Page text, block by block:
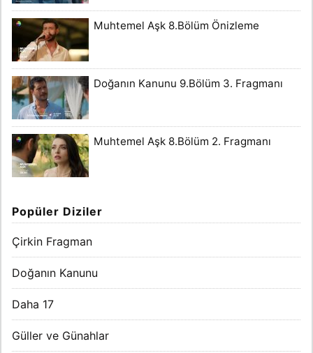
Muhtemel Aşk 8.Bölüm Önizleme
Doğanın Kanunu 9.Bölüm 3. Fragmanı
Muhtemel Aşk 8.Bölüm 2. Fragmanı
Popüler Diziler
Çirkin Fragman
Doğanın Kanunu
Daha 17
Güller ve Günahlar